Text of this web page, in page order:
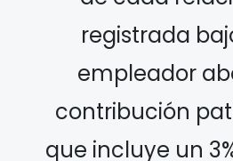
registrada
empleador
contribución
que incluye un